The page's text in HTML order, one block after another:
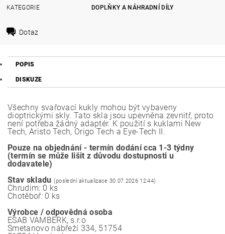
KATEGORIE
DOPLŇKY A NÁHRADNÍ DÍLY
Dotaz
POPIS
DISKUZE
Všechny svařovací kukly mohou být vybaveny
dioptrickými skly. Tato skla jsou upevněna zevnitř, proto
není potřeba žádný adaptér. K použití s kuklami New
Tech, Aristo Tech, Origo Tech a Eye-Tech II.
Pouze na objednání - termín dodání cca 1-3 týdny
(termín se může lišit z důvodu dostupnosti u
dodavatele)
Stav skladu (poslední aktualizace 30.07.2026 12:44)
Chrudim: 0 ks
Chotěboř: 0 ks
Výrobce / odpovědná osoba
ESAB VAMBERK, s.r.o
Smetanovo nábřeží 334, 51754